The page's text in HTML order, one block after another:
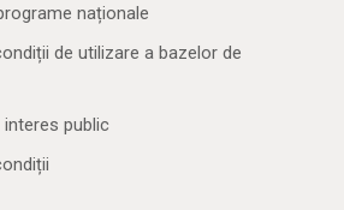
naționale
de utilizare a bazelor de
public